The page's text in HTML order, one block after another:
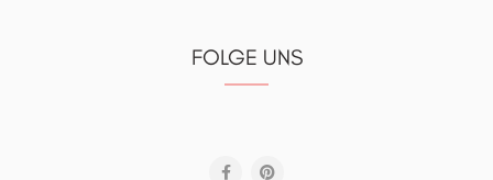
FOLGE UNS